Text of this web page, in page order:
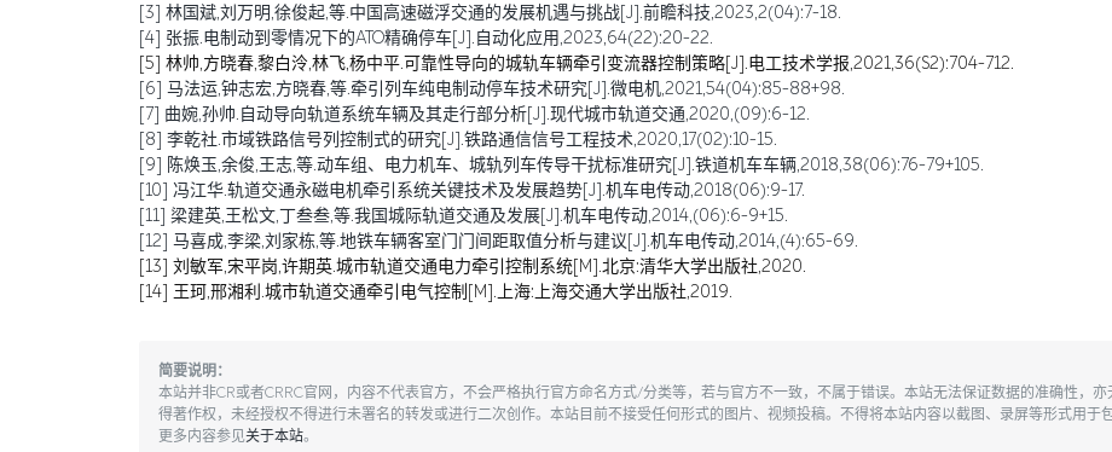
[3] 林国斌,刘万明,徐俊起,等.中国高速磁浮交通的发展机遇与挑战[J].前瞻科技,2023,2(04):7-18.
[4] 张振.电制动到零情况下的ATO精确停车[J].自动化应用,2023,64(22):20-22.
[5] 林帅,方晓春,黎白泠,林飞,杨中平.可靠性导向的城轨车辆牵引变流器控制策略[J].电工技术学报,2021,36(S2):704-712.
[6] 马法运,钟志宏,方晓春,等.牵引列车纯电制动停车技术研究[J].微电机,2021,54(04):85-88+98.
[7] 曲婉,孙帅.自动导向轨道系统车辆及其走行部分析[J].现代城市轨道交通,2020,(09):6-12.
[8] 李乾社.市域铁路信号列控制式的研究[J].铁路通信信号工程技术,2020,17(02):10-15.
[9] 陈焕玉,余俊,王志,等.动车组、电力机车、城轨列车传导干扰标准研究[J].铁道机车车辆,2018,38(06):76-79+105.
[10] 冯江华.轨道交通永磁电机牵引系统关键技术及发展趋势[J].机车电传动,2018(06):9-17.
[11] 梁建英,王松文,丁叁叁,等.我国城际轨道交通及发展[J].机车电传动,2014,(06):6-9+15.
[12] 马喜成,李梁,刘家栋,等.地铁车辆客室门门间距取值分析与建议[J].机车电传动,2014,(4):65-69.
[13] 刘敏军,宋平岗,许期英.城市轨道交通电力牵引控制系统[M].北京:清华大学出版社,2020.
[14] 王珂,邢湘利.城市轨道交通牵引电气控制[M].上海:上海交通大学出版社,2019.
简要说明：
本站并非CR或者CRRC官网，内容不代表官方，不会严格执行官方命名方式/分类等，若与官方不一致，不属于错误。本站无法保证数据的准确性，
得著作权，未经授权不得进行未署名的转发或进行二次创作。本站目前不接受任何形式的图片、视频投稿。不得将本站内容以截图、录屏等形式用于
更多内容参见关于本站。